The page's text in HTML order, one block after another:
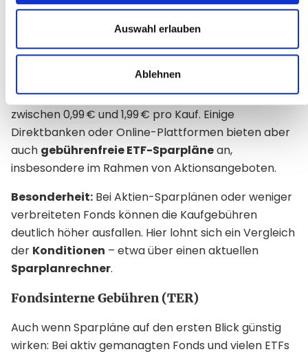
Auswahl erlauben
Ablehnen
Ordergebühren und Kaufkosten
Beim Kauf von Fondsanteilen oder ETFs im Rahmen
eines Sparplans berechnen Banken oder Broker
meist eine geringeGebühr pro Ausführung– oft
zwischen 0,99 € und 1,99 € pro Kauf. Einige
Direktbanken oder Online-Plattformen bieten aber
auch gebührenfreie ETF-Sparplänean,
insbesondere im Rahmen von Aktionsangeboten.
Besonderheit: Bei Aktien-Sparplänen oder weniger
verbreiteten Fonds können die Kaufgebühren
deutlich höher ausfallen. Hier lohnt sich ein Vergleich
der Konditionen – etwa über einen aktuellen
Sparplanrechner.
Fondsinterne Gebühren (TER)
Auch wenn Sparpläne auf den ersten Blick günstig
wirken: Bei aktiv gemanagten Fonds und vielen ETFs